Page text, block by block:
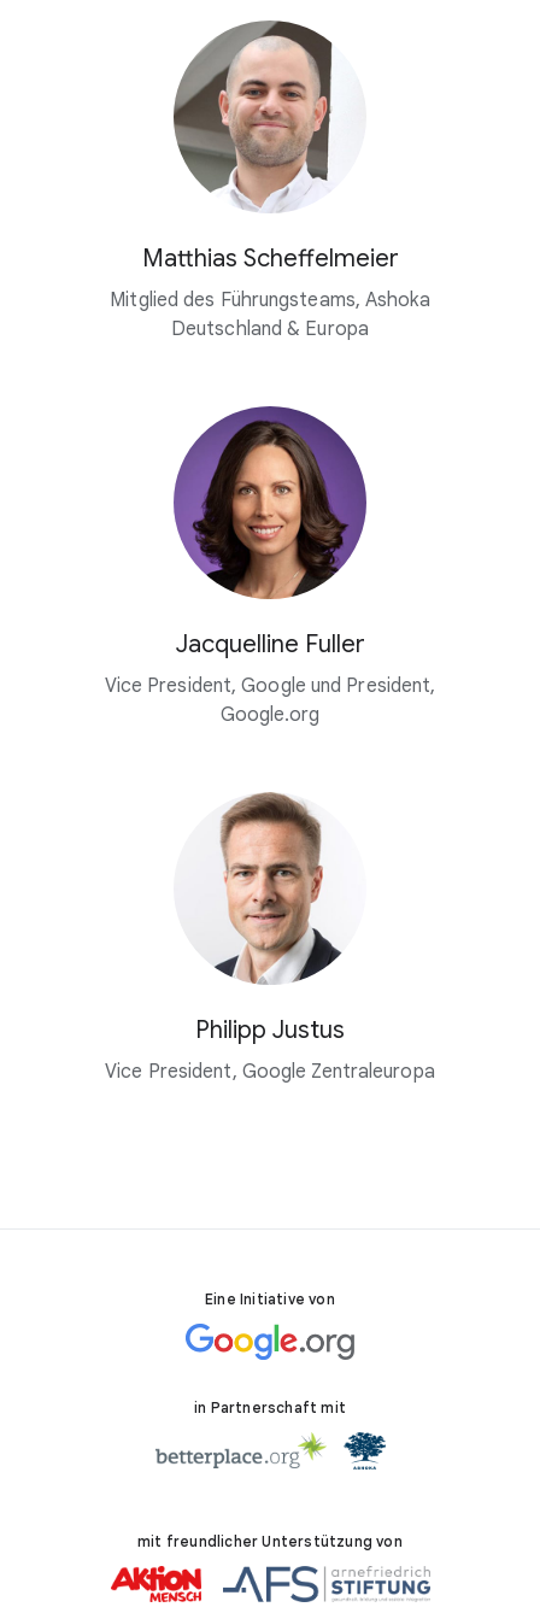
Matthias Scheffelmeier
Mitglied des Führungsteams, Ashoka
Deutschland & Europa
Jacquelline Fuller
Vice President, Google und President,
Google.org
Philipp Justus
Vice President, Google Zentraleuropa
Eine Initiative von
in Partnerschaft mit
mit freundlicher Unterstützung von